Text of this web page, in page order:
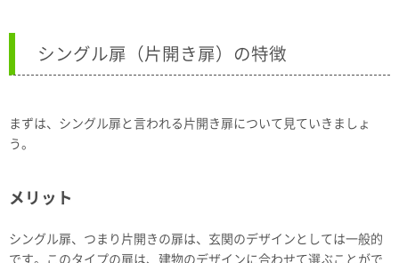
シングル扉（片開き扉）の特徴
まずは、シングル扉と言われる片開き扉について見ていきましょ
う。
メリット
シングル扉、つまり片開きの扉は、玄関のデザインとしては一般的
です。このタイプの扉は、建物のデザインに合わせて選ぶことがで